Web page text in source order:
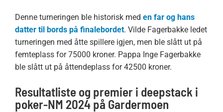
Denne turneringen ble historisk med en far og hans
datter til bords på finalebordet. Vilde Fagerbakke ledet
turneringen med åtte spillere igjen, men ble slått ut på
femteplass for 75000 kroner. Pappa Inge Fagerbakke
ble slått ut på åttendeplass for 42500 kroner.
Resultatliste og premier i deepstack i
poker-NM 2024 på Gardermoen